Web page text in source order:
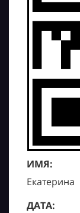
ИМЯ:
Екатерина
ДАТА: